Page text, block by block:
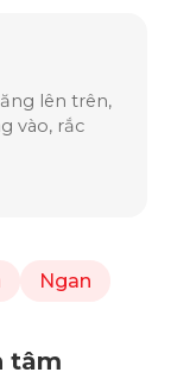
lên trên,
vào, rắc
Ngan
tâm